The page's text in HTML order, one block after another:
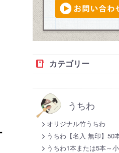
カテゴリー
うちわ
オリジナル竹うちわ
うちわ【名入 無印】50
うちわ1本または5本～